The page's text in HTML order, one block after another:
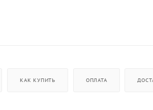
КАК КУПИТЬ ОПЛАТА